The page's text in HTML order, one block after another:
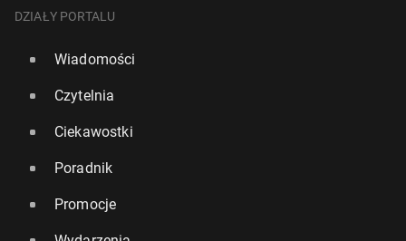
DZIAŁY PORTALU
Wiadomości
Czytelnia
Ciekawostki
Poradnik
Promocje